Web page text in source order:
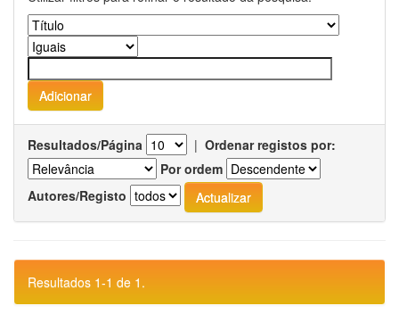
Resultados/Página | Ordenar registos por:
Por ordem
Autores/Registo
Resultados 1-1 de 1.